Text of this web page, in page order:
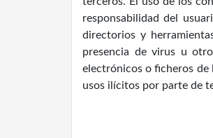
responsabilidad del
directorios y
presencia de virus u
electrónicos o ficheros de
usos ilícitos por parte de